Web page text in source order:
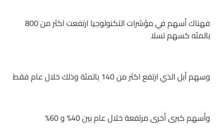
فهناك أسهم في مؤشرات التكنولوجيا ارتفعت اكثر من 800
بالمئه كسهم تسلا
وسهم أبل الذي ارتفع اكثر من 140 بالمئة وذلك خلال عام فقط
وأسهم كبرى أخرى مرتفعة خلال عام بين 40% و 60%